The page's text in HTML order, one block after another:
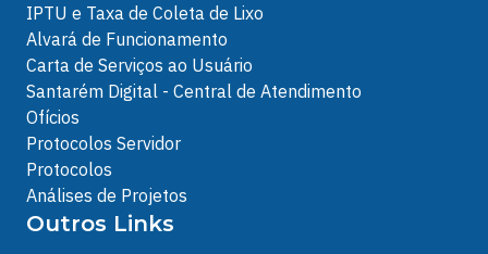
IPTU e Taxa de Coleta de Lixo
Alvará de Funcionamento
Carta de Serviços ao Usuário
Santarém Digital - Central de Atendimento
Ofícios
Protocolos Servidor
Protocolos
Análises de Projetos
Outros Links